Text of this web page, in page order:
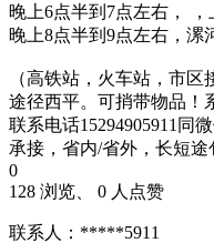
晚上6点半到7点左右，
晚上8点半到9点左右，漯
（高铁站，火车站，市区
途径西平。可捎带物品！
联系电话15294905911同
承接，省内/省外，长短途
0
128 浏览、 0 人点赞
联系人：*****5911